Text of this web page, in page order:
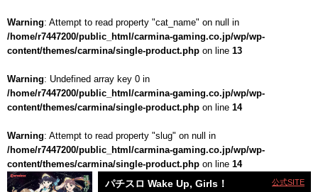
Warning: Attempt to read property "cat_name" on null in
/home/r7447200/public_html/carmina-gaming.co.jp/wp/wp-
content/themes/carmina/single-product.php on line 13
Warning: Undefined array key 0 in
/home/r7447200/public_html/carmina-gaming.co.jp/wp/wp-
content/themes/carmina/single-product.php on line 14
Warning: Attempt to read property "slug" on null in
/home/r7447200/public_html/carmina-gaming.co.jp/wp/wp-
content/themes/carmina/single-product.php on line 14
パチスロ Wake Up, Girls！
公式SITE